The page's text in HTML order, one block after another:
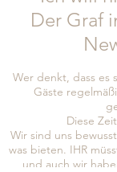
Der Graf
Wer denkt, dass es
Gäste
Diese
Wir sind uns
was bieten. IHR
und auch wir